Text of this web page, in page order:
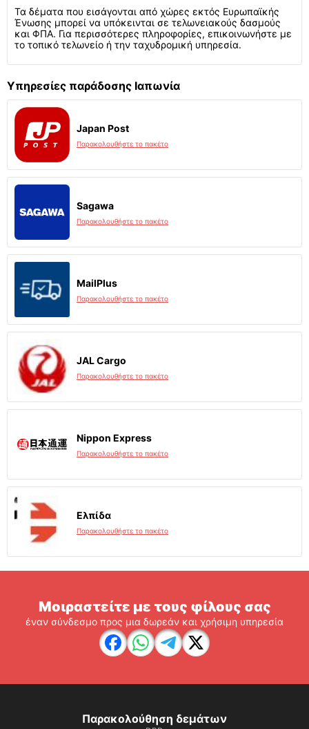
Τα δέματα που εισάγονται από χώρες εκτός Ευρωπαϊκής
Ένωσης μπορεί να υπόκεινται σε τελωνειακούς δασμούς
και ΦΠΑ. Για περισσότερες πληροφορίες, επικοινωνήστε με
το τοπικό τελωνείο ή την ταχυδρομική υπηρεσία.
Υπηρεσίες παράδοσης Ιαπωνία
Japan Post
Παρακολουθήστε το πακέτο
Sagawa
Παρακολουθήστε το πακέτο
MailPlus
Παρακολουθήστε το πακέτο
JAL Cargo
Παρακολουθήστε το πακέτο
Nippon Express
Παρακολουθήστε το πακέτο
Ελπίδα
Παρακολουθήστε το πακέτο
Μοιραστείτε με τους φίλους σας
έναν σύνδεσμο προς μια δωρεάν και χρήσιμη υπηρεσία
Παρακολούθηση δεμάτων